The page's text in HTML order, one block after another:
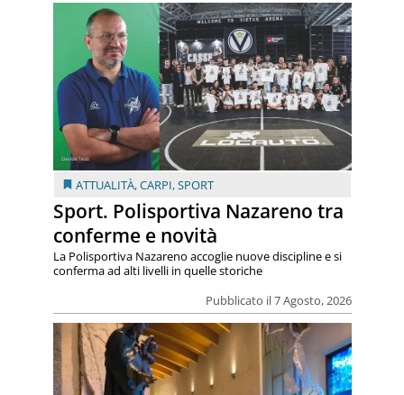
ATTUALITÀ,CARPI,SPORT
Sport. Polisportiva Nazareno tra
conferme e novità
Pubblicato il 7 Agosto, 2026
La Polisportiva Nazareno accoglie nuove discipline e si
conferma ad alti livelli in quelle storiche